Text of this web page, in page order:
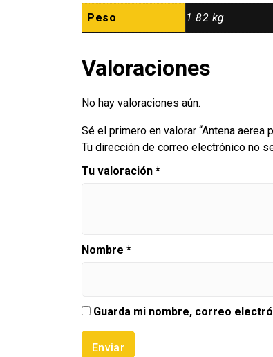
Peso 1.82 kg
Valoraciones
No hay valoraciones aún.
Sé el primero en valorar “Antena
Tu dirección de correo electrónico no
Tu valoración *
Nombre *
Guarda mi nombre, correo